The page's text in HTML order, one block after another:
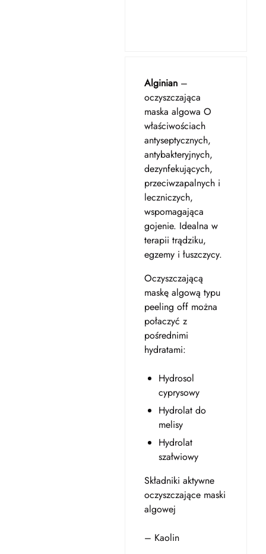
Alginian–
oczyszczająca
maska algowa O
właściwościach
antyseptycznych,
antybakteryjnych,
dezynfekujących,
przeciwzapalnych i
leczniczych,
wspomagająca
gojenie. Idealna w
terapii trądziku,
egzemy i łuszczycy.
Oczyszczającą
maskę algową typu
peeling off można
połaczyć z
pośrednimi
hydratami:
Hydrosol
cyprysowy
Hydrolat do
melisy
Hydrolat
szałwiowy
Składniki aktywne
oczyszczające maski
algowej
– Kaolin